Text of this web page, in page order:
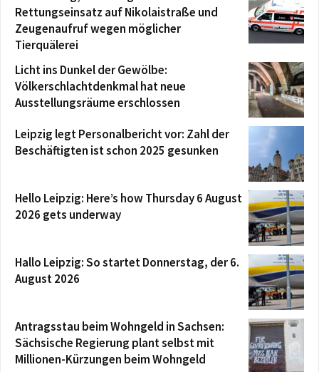
Rettungseinsatz auf Nikolaistraße und
Zeugenaufruf wegen möglicher
Tierquälerei
Licht ins Dunkel der Gewölbe:
Völkerschlachtdenkmal hat neue
Ausstellungsräume erschlossen
Leipzig legt Personalbericht vor: Zahl der
Beschäftigten ist schon 2025 gesunken
Hello Leipzig: Here’s how Thursday 6 August
2026 gets underway
Hallo Leipzig: So startet Donnerstag, der 6.
August 2026
Antragsstau beim Wohngeld in Sachsen:
Sächsische Regierung plant selbst mit
Millionen-Kürzungen beim Wohngeld